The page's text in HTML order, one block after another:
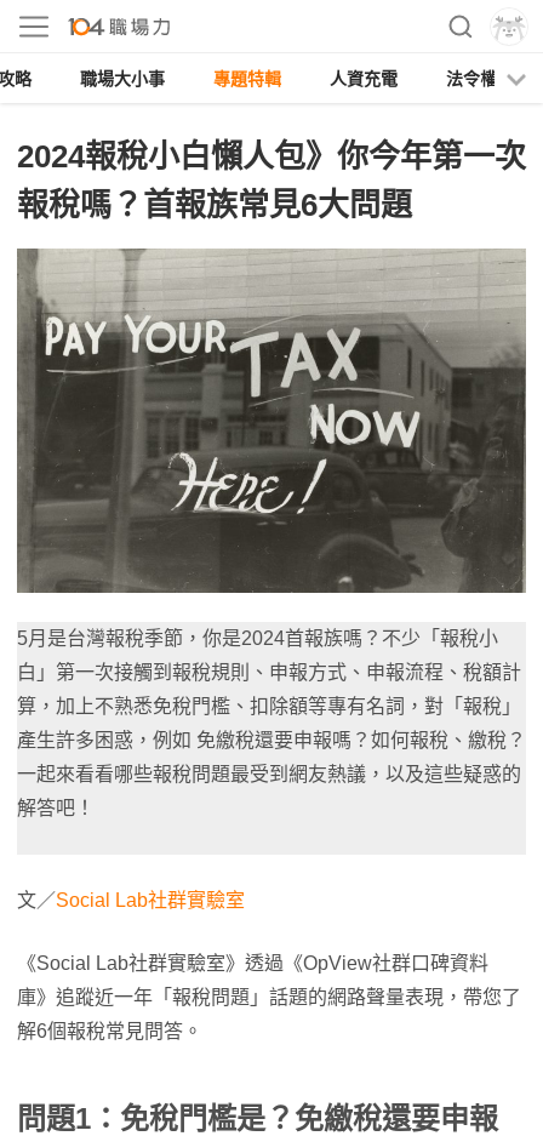
略 職場大小事 專題特輯 人資充電 法令權益
2024報稅小白懶人包》你今年第一次
報稅嗎？首報族常見6大問題
5月是台灣報稅季節，你是2024首報族嗎？不少「報稅小
白」第一次接觸到報稅規則、申報方式、申報流程、稅額計
算，加上不熟悉免稅門檻、扣除額等專有名詞，對「報稅」
產生許多困惑，例如 免繳稅還要申報嗎？如何報稅、繳稅？
一起來看看哪些報稅問題最受到網友熱議，以及這些疑惑的
解答吧！
文／Social Lab社群實驗室
《Social Lab社群實驗室》透過《OpView社群口碑資料
庫》追蹤近一年「報稅問題」話題的網路聲量表現，帶您了
解6個報稅常見問答。
問題1：免稅門檻是？免繳稅還要申報